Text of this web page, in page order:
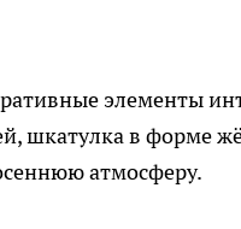
элементы
шкатулка в форме
атмосферу.